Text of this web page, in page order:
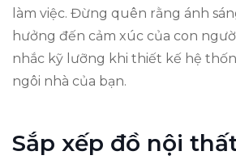
làm việc. Đừng quên rằng ánh
hưởng đến cảm xúc của con
nhắc kỹ lưỡng khi thiết kế hệ
ngôi nhà của bạn.
Sắp xếp đồ nội